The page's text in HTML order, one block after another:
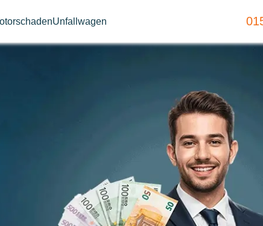
Unfallwagen